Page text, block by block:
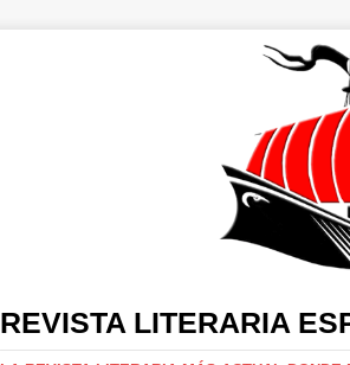
REVISTA LITERARIA